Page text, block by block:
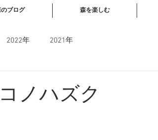
ブログ 森を楽しむ
2022年 2021年
ノハズク